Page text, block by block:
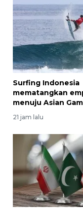
Surfing Indonesia
mematangkan
menuju Asian
21 jam lalu